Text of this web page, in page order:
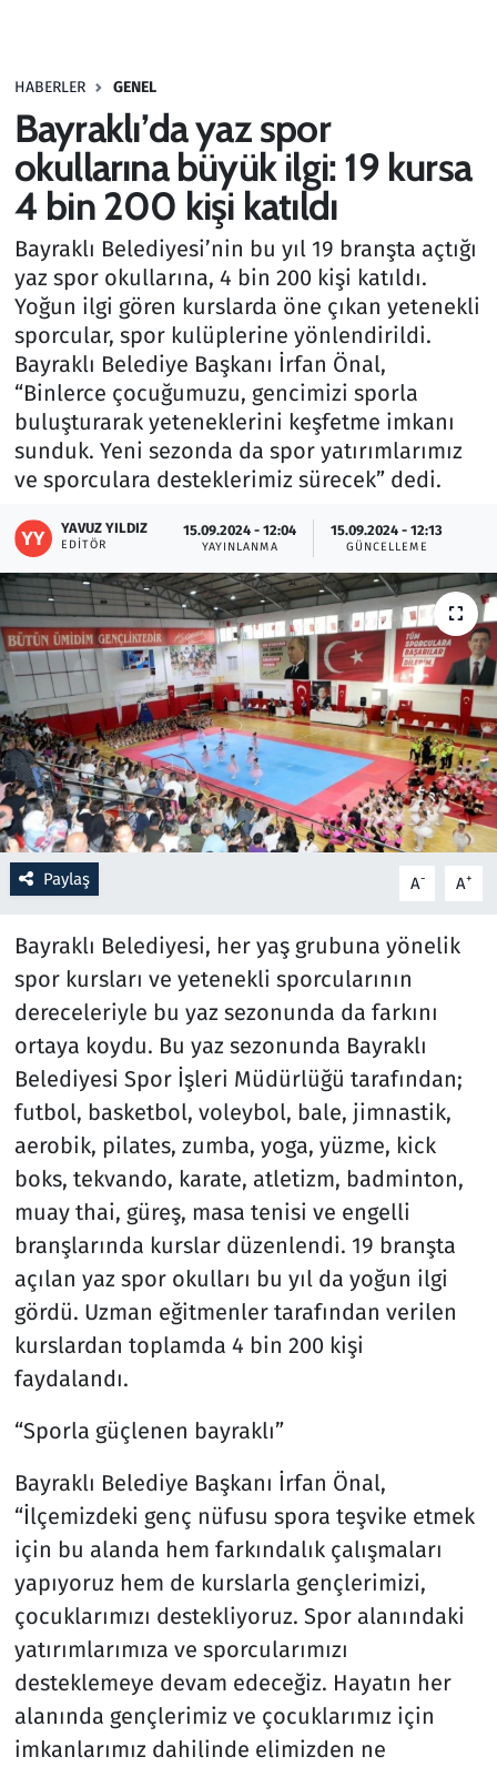
HABERLER GENEL
Bayraklı’da yaz spor
okullarına büyük ilgi: 19 kursa
4 bin 200 kişi katıldı
Bayraklı Belediyesi’nin bu yıl 19 branşta açtığı
yaz spor okullarına, 4 bin 200 kişi katıldı.
Yoğun ilgi gören kurslarda öne çıkan yetenekli
sporcular, spor kulüplerine yönlendirildi.
Bayraklı Belediye Başkanı İrfan Önal,
“Binlerce çocuğumuzu, gencimizi sporla
buluşturarak yeteneklerini keşfetme imkanı
sunduk. Yeni sezonda da spor yatırımlarımız
ve sporculara desteklerimiz sürecek” dedi.
YAVUZ YILDIZ
EDITÖR
15.09.2024 - 12:04
YAYINLANMA
15.09.2024 - 12:13
GÜNCELLEME
Paylaş A- A+
Bayraklı Belediyesi, her yaş grubuna yönelik
spor kursları ve yetenekli sporcularının
dereceleriyle bu yaz sezonunda da farkını
ortaya koydu. Bu yaz sezonunda Bayraklı
Belediyesi Spor İşleri Müdürlüğü tarafından;
futbol, basketbol, voleybol, bale, jimnastik,
aerobik, pilates, zumba, yoga, yüzme, kick
boks, tekvando, karate, atletizm, badminton,
muay thai, güreş, masa tenisi ve engelli
branşlarında kurslar düzenlendi. 19 branşta
açılan yaz spor okulları bu yıl da yoğun ilgi
gördü. Uzman eğitmenler tarafından verilen
kurslardan toplamda 4 bin 200 kişi
faydalandı.
“Sporla güçlenen bayraklı”
Bayraklı Belediye Başkanı İrfan Önal,
“İlçemizdeki genç nüfusu spora teşvike etmek
için bu alanda hem farkındalık çalışmaları
yapıyoruz hem de kurslarla gençlerimizi,
çocuklarımızı destekliyoruz. Spor alanındaki
yatırımlarımıza ve sporcularımızı
desteklemeye devam edeceğiz. Hayatın her
alanında gençlerimiz ve çocuklarımız için
imkanlarımız dahilinde elimizden ne
Haber
Kültür Sanat
Kurumsal Haberler
Lezzet Durağı
Memur ve Kamu
Otomobil
Oyun
Ramazan
Resmi İlanlar
Rüya Tabirleri
Sağlık
Savunma Sanayi
Seçim 2023
Spor
Teknoloji ve Bilim
Televizyon